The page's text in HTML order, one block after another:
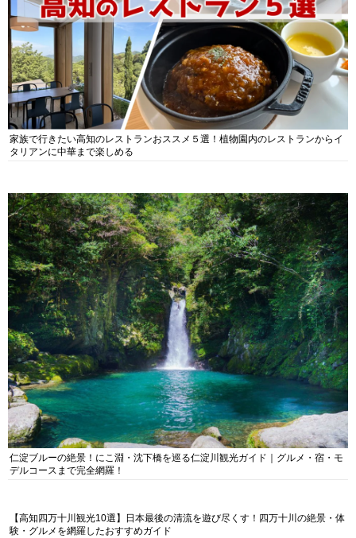
家族で行きたい高知のレストランおススメ５選！植物園内のレストランからイ
タリアンに中華まで楽しめる
仁淀ブルーの絶景！にこ淵・沈下橋を巡る仁淀川観光ガイド｜グルメ・宿・モ
デルコースまで完全網羅！
【高知四万十川観光10選】日本最後の清流を遊び尽くす！四万十川の絶景・体
験・グルメを網羅したおすすめガイド